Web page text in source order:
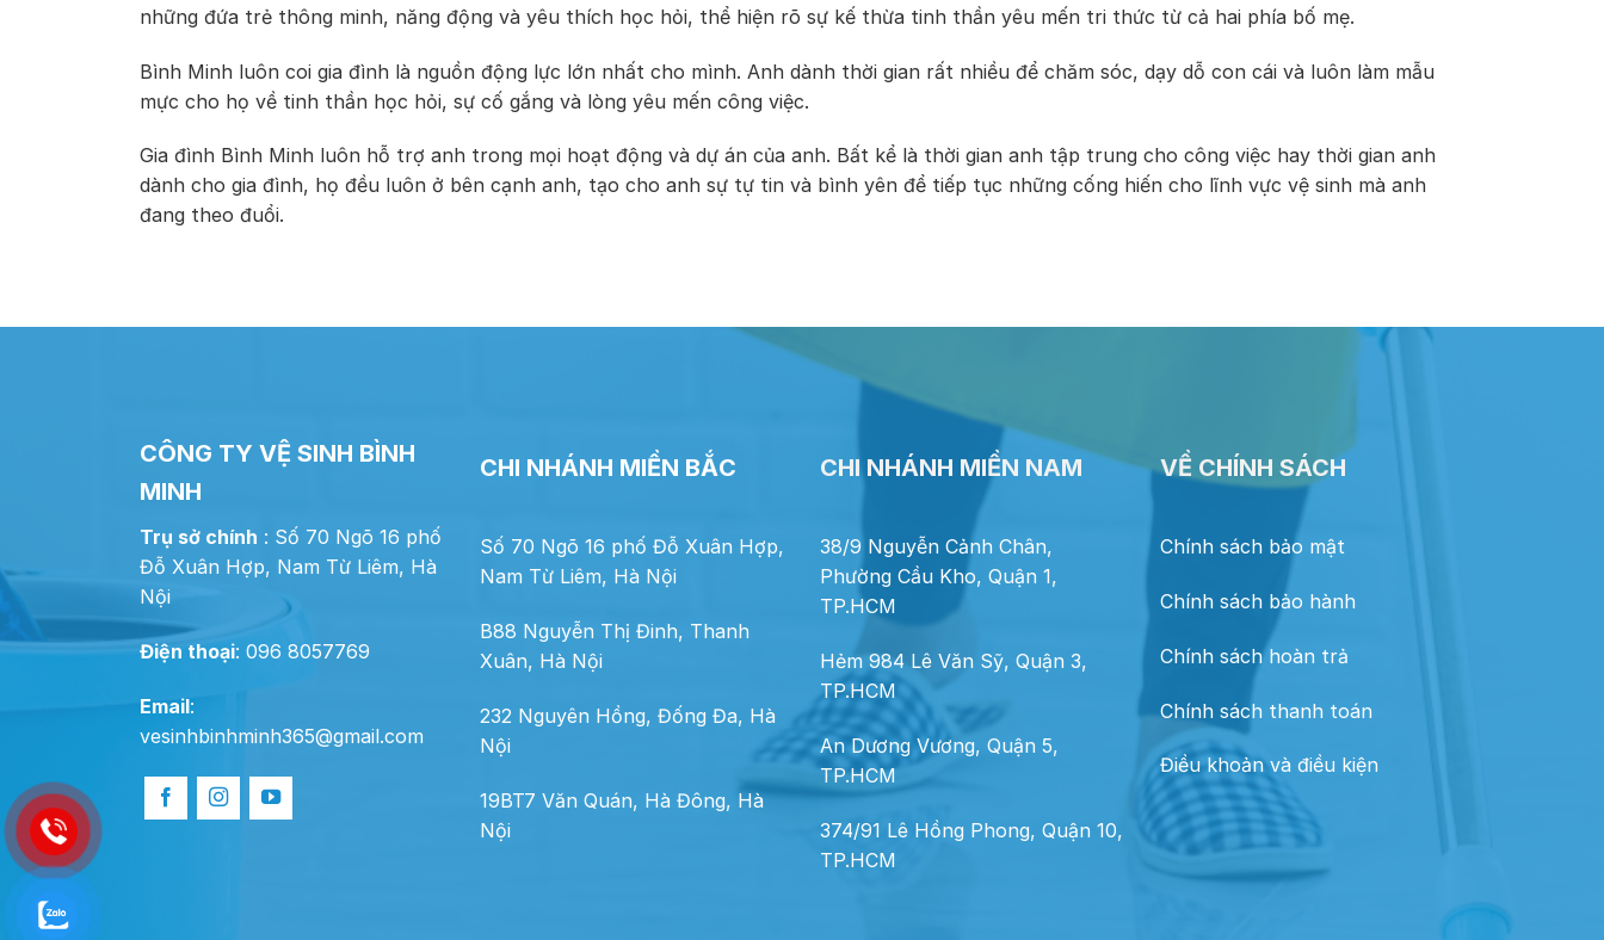
những đứa trẻ thông minh, năng động và yêu thích học hỏi, thể hiện rõ sự kế thừa tinh thần yêu mến tri thức từ cả hai phía bố mẹ.
Bình Minh luôn coi gia đình là nguồn động lực lớn nhất cho mình. Anh dành thời gian rất nhiều để chăm sóc, dạy dỗ con cái và luôn làm mẫu
mực cho họ về tinh thần học hỏi, sự cố gắng và lòng yêu mến công việc.
Gia đình Bình Minh luôn hỗ trợ anh trong mọi hoạt động và dự án của anh. Bất kể là thời gian anh tập trung cho công việc hay thời gian anh
dành cho gia đình, họ đều luôn ở bên cạnh anh, tạo cho anh sự tự tin và bình yên để tiếp tục những cống hiến cho lĩnh vực vệ sinh mà anh
đang theo đuổi.
CÔNG TY VỆ SINH BÌNH
MINH
Trụ sở chính : Số 70 Ngõ 16 phố
Đỗ Xuân Hợp, Nam Từ Liêm, Hà
Nội
Điện thoại: 096 8057769
Email:
vesinhbinhminh365@gmail.com
CHI NHÁNH MIỀN BẮC
Số 70 Ngõ 16 phố Đỗ Xuân Hợp,
Nam Từ Liêm, Hà Nội
B88 Nguyễn Thị Đinh, Thanh
Xuân, Hà Nội
232 Nguyên Hồng, Đống Đa, Hà
Nội
19BT7 Văn Quán, Hà Đông, Hà
Nội
CHI NHÁNH MIỀN NAM
38/9 Nguyễn Cảnh Chân,
Phường Cầu Kho, Quận 1,
TP.HCM
Hẻm 984 Lê Văn Sỹ, Quận 3,
TP.HCM
An Dương Vương, Quận 5,
TP.HCM
374/91 Lê Hồng Phong, Quận 10,
TP.HCM
VỀ CHÍNH SÁCH
Chính sách bảo mật
Chính sách bảo hành
Chính sách hoàn trả
Chính sách thanh toán
Điều khoản và điều kiện